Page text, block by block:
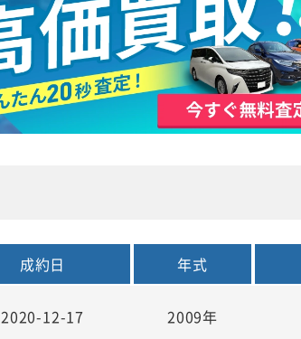
成約日 年式
2020-12-17 2009年